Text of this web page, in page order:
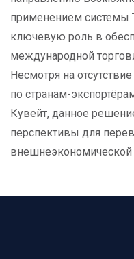
применением системы
ключевую роль в
международной
Несмотря на
по странам-
Кувейт, данное
перспективы для
внешнеэкономической